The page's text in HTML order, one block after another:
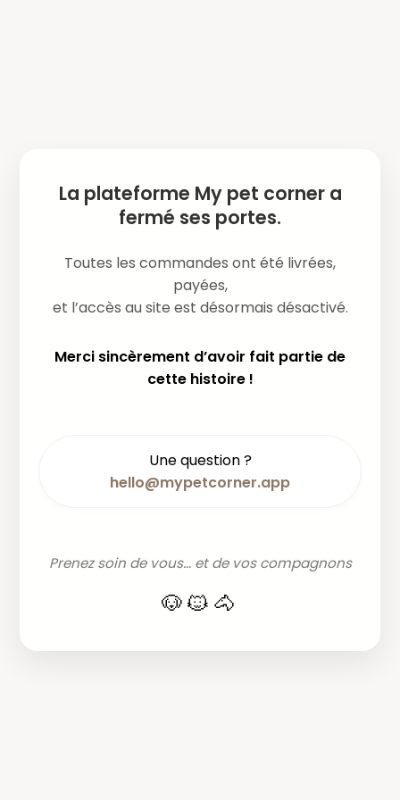
La plateforme My pet corner a
fermé ses portes.
Toutes les commandes ont été livrées,
payées,
et l’accès au site est désormais désactivé.
Merci sincèrement d’avoir fait partie de
cette histoire !
Une question ?
hello@mypetcorner.app
Prenez soin de vous... et de vos compagnons
🐶🐱🐴